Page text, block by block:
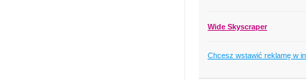
Wide Skyscraper
Chcesz wstawić reklamę w